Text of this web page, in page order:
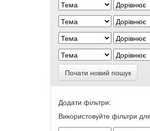
Почати новий пошук
Додати фільтри:
Використовуйте фільтри